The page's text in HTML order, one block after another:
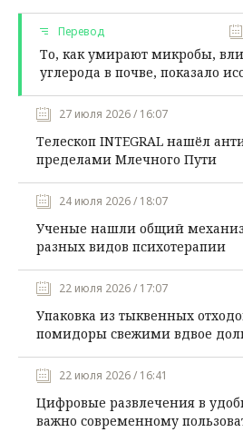
Перевод
То, как умирают микробы,
углерода в почве, показало
27 июля 2026 / 16:07
Телескоп INTEGRAL нашёл
пределами Млечного Пути
24 июля 2026 / 18:07
Ученые нашли общий
разных видов психотерапии
22 июля 2026 / 17:07
Упаковка из тыквенных
помидоры свежими вдвое
22 июля 2026 / 16:41
Цифровые развлечения в
важно современному